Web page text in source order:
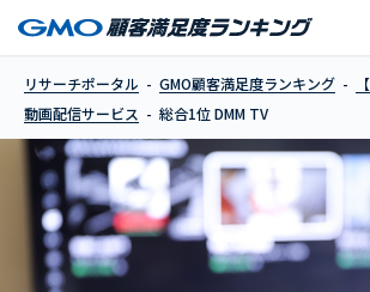
リサーチポータル GMO顧客満足度ランキング
動画配信サービス
総合1位 DMM TV